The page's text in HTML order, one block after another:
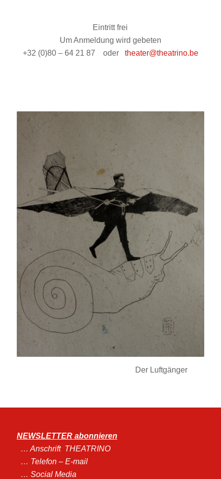
Eintritt frei
Um Anmeldung wird gebeten
+32 (0)80 – 64 21 87 oder theater@theatrino.be
Der Luftgänger
NEWSLETTER abonnieren
… Anschrift THEATRINO
… Telefon – E-mail
… Social Media